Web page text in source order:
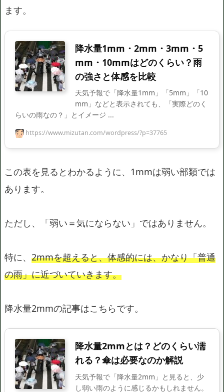
ます。
降水量1mm・2mm・3mm・5
mm・10mmはどのくらい？雨
の強さと体感を比較
天気予報で「降水量1mm」「5mm」「10
mm」などと表示されても、「実際どのく
らいの雨なの？」とイメージ ...
https://www.mizutan.com/wordpress/?p=37765
この表を見るとわかるように、1mmは弱い部類では
あります。
ただし、「弱い＝気にならない」ではありません。
特に、 2mmを超えると、体感的には、かなり「普通
の雨」に近づいていきます。
降水量2mmの記事はこちらです。
降水量2mmとは？どのくらい濡
れる？傘は必要なのか解説
天気予報で「降水量2mm」と見ると、少
し弱い雨のように感じるかもしれません。